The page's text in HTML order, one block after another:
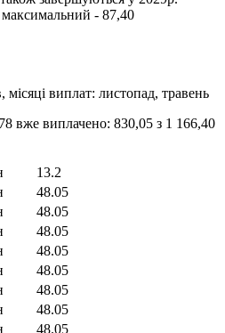
максимальний - 87,40
місяці виплат: листопад, травень
вже виплачено: 830,05 з 1 166,40
13.2
48.05
48.05
48.05
48.05
48.05
48.05
48.05
48.05